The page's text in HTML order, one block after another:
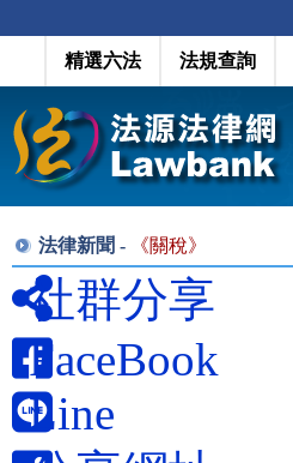
精選六法 法規查詢
法律新聞 - 《關稅》
社群分享
FaceBook
Line